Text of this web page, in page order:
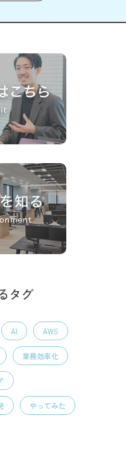
タグ
AI AWS
業務効率化
やってみた